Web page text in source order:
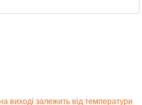
виході залежить від температури